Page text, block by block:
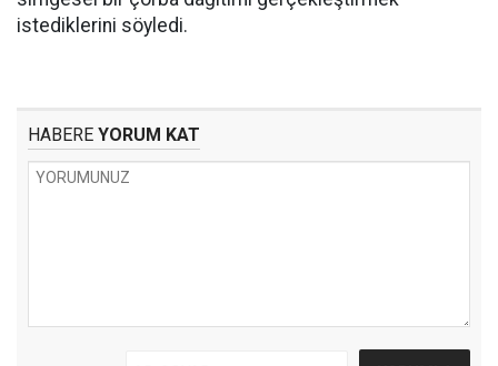
istediklerini söyledi.
HABERE YORUM KAT